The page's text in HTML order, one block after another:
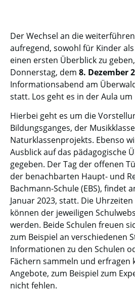
Der Wechsel an die
aufregend, sowohl für Kinder
einen ersten Überblick zu
Donnerstag, dem 8. Dezember
Informationsabend am
statt. Los geht es in der Aula um
Hierbei geht es um die
Bildungsganges, der
Naturklassenprojekts. Ebenso
Ausblick auf das pädagogische
gegeben. Der Tag der offenen
der benachbarten Haupt- und
Bachmann-Schule (EBS), findet
Januar 2023, statt. Die
können der jeweiligen
werden. Beide Schulen freuen
zum Beispiel an verschiedenen
Informationen zu den Schulen
Fächern sammeln und erfragen
Angebote, zum Beispiel zum
nicht fehlen.